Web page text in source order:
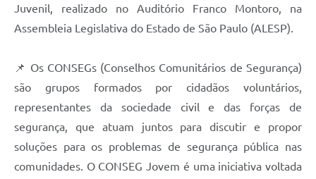
Juvenil, realizado no Auditório Franco Montoro, na
Assembleia Legislativa do Estado de São Paulo (ALESP).
📌 Os CONSEGs (Conselhos Comunitários de Segurança)
são grupos formados por cidadãos voluntários,
representantes da sociedade civil e das forças de
segurança, que atuam juntos para discutir e propor
soluções para os problemas de segurança pública nas
comunidades. O CONSEG Jovem é uma iniciativa voltada